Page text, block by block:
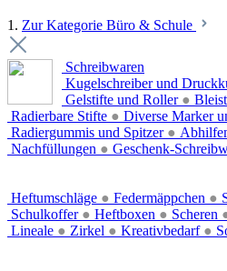
1. Zur Kategorie Büro & Schule
Schreibwaren
Kugelschreiber und
Gelstifte und Roller ●
Radierbare Stifte ● Diverse Marker
Radiergummis und Spitzer ●
Nachfüllungen ● Geschenk-
Heftumschläge ● Federmäppchen ●
Schulkoffer ● Heftboxen ● Scheren
Lineale ● Zirkel ● Kreativbedarf ●